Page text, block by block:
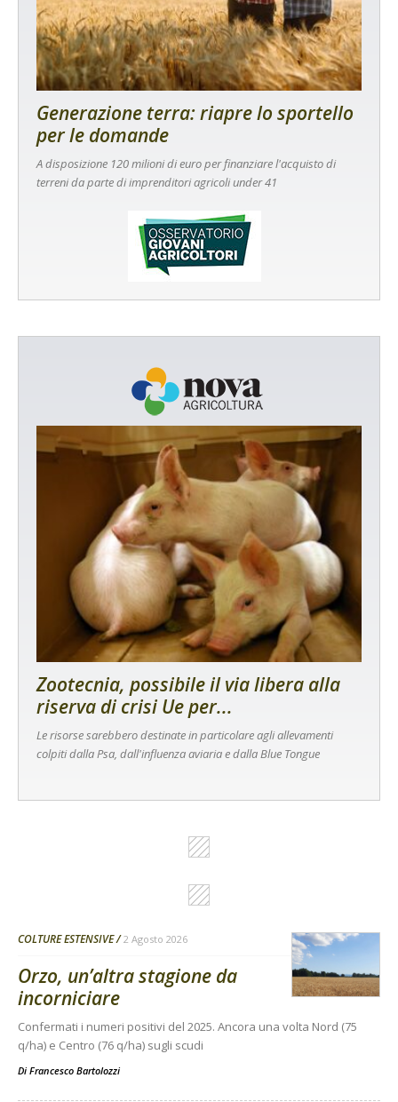
Generazione terra: riapre lo sportello
per le domande
A disposizione 120 milioni di euro per finanziare l'acquisto di
terreni da parte di imprenditori agricoli under 41
Zootecnia, possibile il via libera alla
riserva di crisi Ue per...
Le risorse sarebbero destinate in particolare agli allevamenti
colpiti dalla Psa, dall'influenza aviaria e dalla Blue Tongue
COLTURE ESTENSIVE 2 Agosto 2026
Orzo, un’altra stagione da
incorniciare
Confermati i numeri positivi del 2025. Ancora una volta Nord (75
q/ha) e Centro (76 q/ha) sugli scudi
Di Francesco Bartolozzi